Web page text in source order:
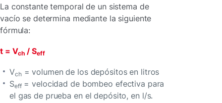
La constante temporal de un sistema de
vacío se determina mediante la siguiente
fórmula:
t = Vch / Seff
Vch= volumen de los depósitos en litros
Seff= velocidad de bombeo efectiva para
el gas de prueba en el depósito, en l/s.